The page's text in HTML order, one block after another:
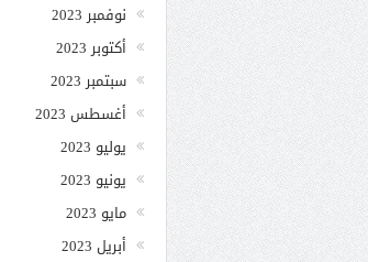
نوفمبر 2023
أكتوبر 2023
سبتمبر 2023
أغسطس 2023
يوليو 2023
يونيو 2023
مايو 2023
أبريل 2023